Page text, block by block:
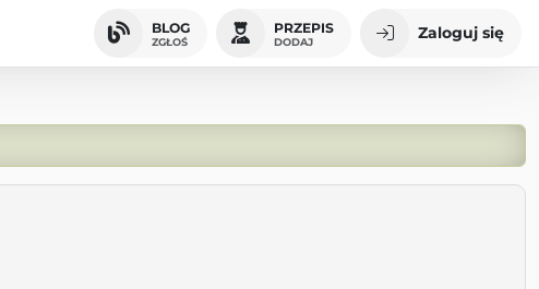
BLOG
ZGŁOŚ
PRZEPIS
DODAJ Zaloguj się